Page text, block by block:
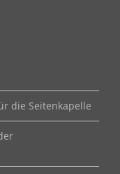
die Seitenkapelle